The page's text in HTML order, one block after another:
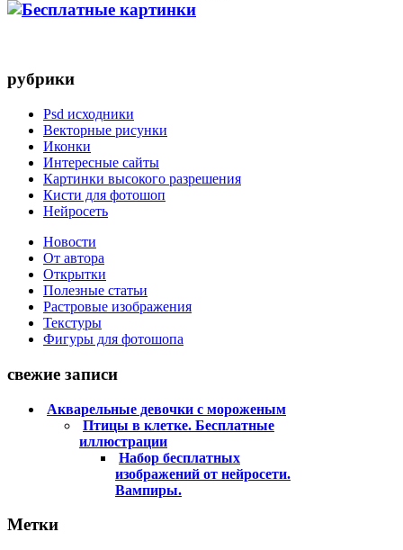
рубрики
Psd исходники
Векторные рисунки
Иконки
Интересные сайты
Картинки высокого разрешения
Кисти для фотошоп
Нейросеть
Новости
От автора
Открытки
Полезные статьи
Растровые изображения
Текстуры
Фигуры для фотошопа
свежие записи
Акварельные девочки с мороженым
Птицы в клетке. Бесплатные
иллюстрации
Набор бесплатных
изображений от нейросети.
Вампиры.
Метки